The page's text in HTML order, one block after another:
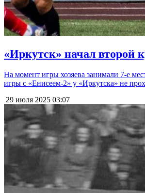
«Иркутск» начал второй
На момент игры хозяева занимали 7-е
игры с «Енисеем-2» у «Иркутска» не
29 июля 2025 03:07